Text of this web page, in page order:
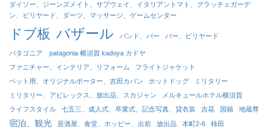
ダイソー、ジーンズメイト、サブウェイ、イタリアントマト、グラッチェガーデ
ン、ビリヤード、ダーツ、マッサージ、ゲームセンター
ドブ板 バザール バンド、バー バー、ビリヤード
パタゴニア patagonia 横須賀 kadoya カドヤ
ファニチャー、インテリア、リフォーム
フライトジャケット
ペット用、オリジナルポーター、吉田カバン
ホットドッグ
ミリタリー
ミリタリー、アビレックス、放出品、スカジャン
メルキュールホテル横須賀
ライフスタイル
七五三、成人式、卒業式、記念写真、貸衣装 吉花 国籍 地蔵尊
宿泊、観光 居酒屋、食堂、ホッピー、出前 放出品 本町2-6 柿田